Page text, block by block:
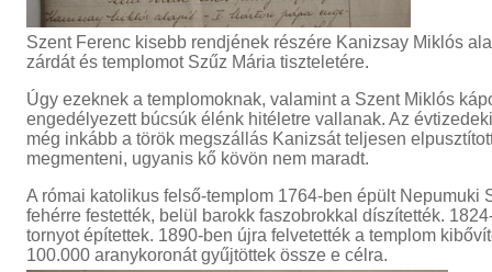
laserlaser
pointer
penhigh
laserblue
laser
pointerlazer
pointerhigh
powered
laser
pointerdiode
laser
Szent Ferenc kisebb rendjének részére Kanizsay Miklós
zárdát és templomot Szűz Mária tiszteletére.
Úgy ezeknek a templomoknak, valamint a Szent Miklós
engedélyezett búcsúk élénk hitéletre vallanak. Az
még inkább a török megszállás Kanizsát teljesen
megmenteni, ugyanis kő kövön nem maradt.
A római katolikus felső-templom 1764-ben épült Nepumuki
fehérre festették, belül barokk faszobrokkal díszítették.
tornyot építettek. 1890-ben újra felvetették a templom
100.000 aranykoronát gyűjtöttek össze e célra.